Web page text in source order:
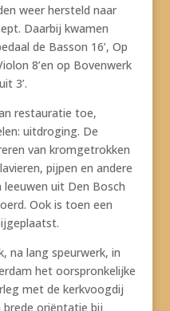
weer hersteld naar
Daarbij kwamen
de Basson 16’, Op
8’en op Bovenwerk
3’.
restauratie toe,
uitdroging. De
van kromgetrokken
pijpen en andere
leeuwen uit Den Bosch
Ook is toen een
na lang speurwerk, in
het oorspronkelijke
met de kerkvoogdij
brede oriëntatie bij